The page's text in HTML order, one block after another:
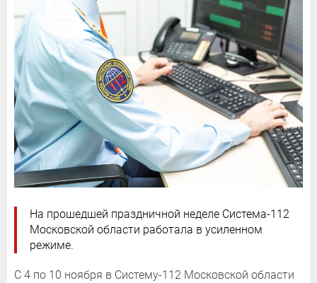
На прошедшей праздничной неделе Система-112
Московской области работала в усиленном
режиме.
С 4 по 10 ноября в Систему-112 Московской области